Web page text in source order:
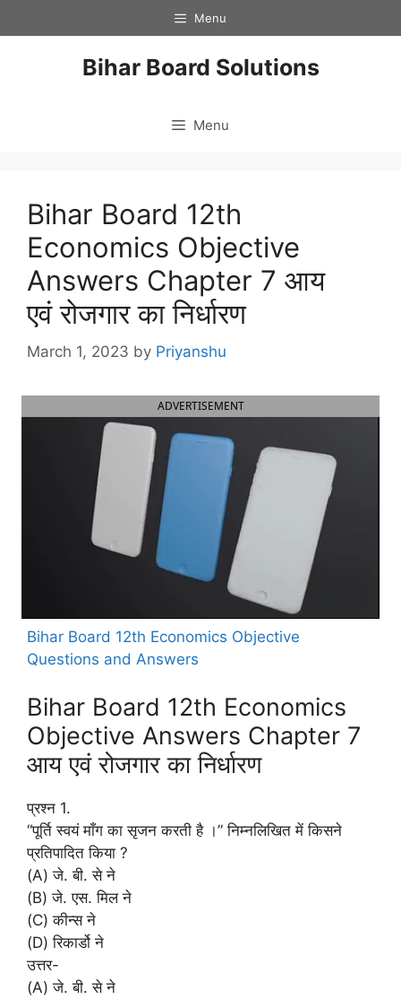
to
Menu
Bihar Board Solutions
Menu
Bihar Board 12th
Economics Objective
Answers Chapter 7 आय
एवं रोजगार का निर्धारण
March 1, 2023 by Priyanshu
ADVERTISEMENT
Bihar Board 12th Economics Objective
Questions and Answers
Bihar Board 12th Economics
Objective Answers Chapter 7
आय एवं रोजगार का निर्धारण
प्रश्न 1.
“पूर्ति स्वयं माँग का सृजन करती है ।” निम्नलिखित में किसने
प्रतिपादित किया ?
(A) जे. बी. से ने
(B) जे. एस. मिल ने
(C) कीन्स ने
(D) रिकार्डो ने
उत्तर-
(A) जे. बी. से ने